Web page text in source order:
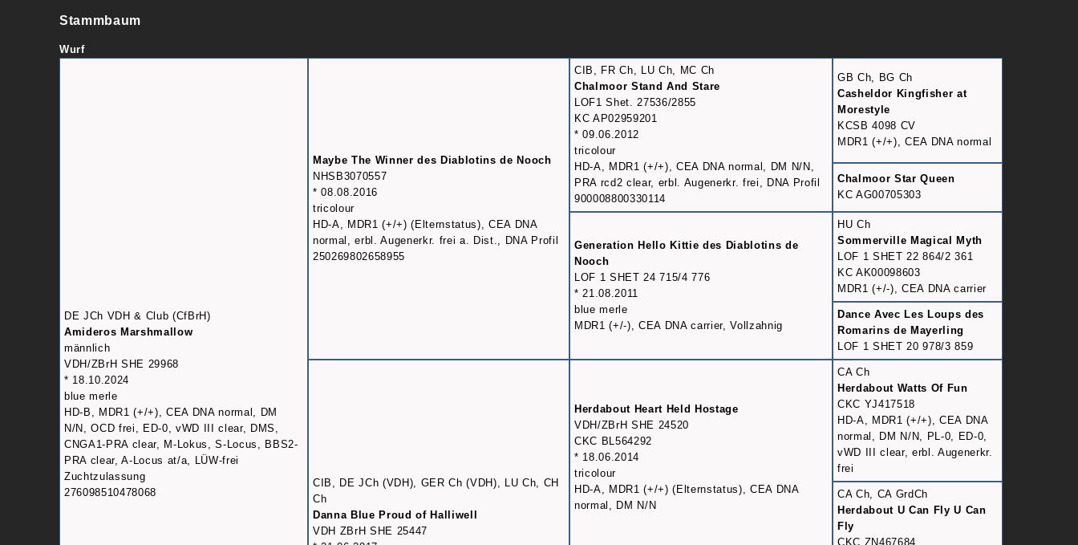
Stammbaum
Wurf
DE JCh VDH & Club (CfBrH)
Amideros Marshmallow
männlich
VDH/ZBrH SHE 29968
* 18.10.2024
blue merle
HD-B, MDR1 (+/+), CEA DNA normal, DM
N/N, OCD frei, ED-0, vWD III clear, DMS,
CNGA1-PRA clear, M-Lokus, S-Locus, BBS2-
PRA clear, A-Locus at/a, LÜW-frei
Zuchtzulassung
276098510478068
Maybe The Winner des Diablotins de Nooch
NHSB3070557
* 08.08.2016
tricolour
HD-A, MDR1 (+/+) (Elternstatus), CEA DNA
normal, erbl. Augenerkr. frei a. Dist., DNA Profil
250269802658955
CIB, FR Ch, LU Ch, MC Ch
Chalmoor Stand And Stare
LOF1 Shet. 27536/2855
KC AP02959201
* 09.06.2012
tricolour
HD-A, MDR1 (+/+), CEA DNA normal, DM N/N,
PRA rcd2 clear, erbl. Augenerkr. frei, DNA Profil
900008800330114
GB Ch, BG Ch
Casheldor Kingfisher at
Morestyle
KCSB 4098 CV
MDR1 (+/+), CEA DNA normal
Chalmoor Star Queen
KC AG00705303
Generation Hello Kittie des Diablotins de
Nooch
LOF 1 SHET 24 715/4 776
* 21.08.2011
blue merle
MDR1 (+/-), CEA DNA carrier, Vollzahnig
HU Ch
Sommerville Magical Myth
LOF 1 SHET 22 864/2 361
KC AK00098603
MDR1 (+/-), CEA DNA carrier
Dance Avec Les Loups des
Romarins de Mayerling
LOF 1 SHET 20 978/3 859
CIB, DE JCh (VDH), GER Ch (VDH), LU Ch, CH
Ch
Danna Blue Proud of Halliwell
VDH ZBrH SHE 25447
Herdabout Heart Held Hostage
VDH/ZBrH SHE 24520
CKC BL564292
* 18.06.2014
tricolour
HD-A, MDR1 (+/+) (Elternstatus), CEA DNA
normal, DM N/N
CA Ch
Herdabout Watts Of Fun
CKC YJ417518
HD-A, MDR1 (+/+), CEA DNA
normal, DM N/N, PL-0, ED-0,
vWD III clear, erbl. Augenerkr.
frei
CA Ch, CA GrdCh
Herdabout U Can Fly U Can
Fly
CKC ZN467684